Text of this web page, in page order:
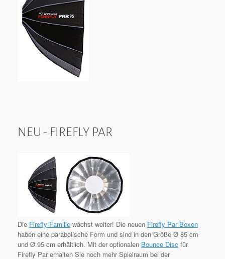
NEU - FIREFLY PAR
Die Firefly-Familie wächst weiter! Die neuen Firefly Par Boxen
haben eine parabolische Form und sind in den Größe Ø 85 cm
und Ø 95 cm erhältlich. Mit der optionalen Bounce Disc für
Firefly Par erhalten Sie noch mehr Spielraum bei der